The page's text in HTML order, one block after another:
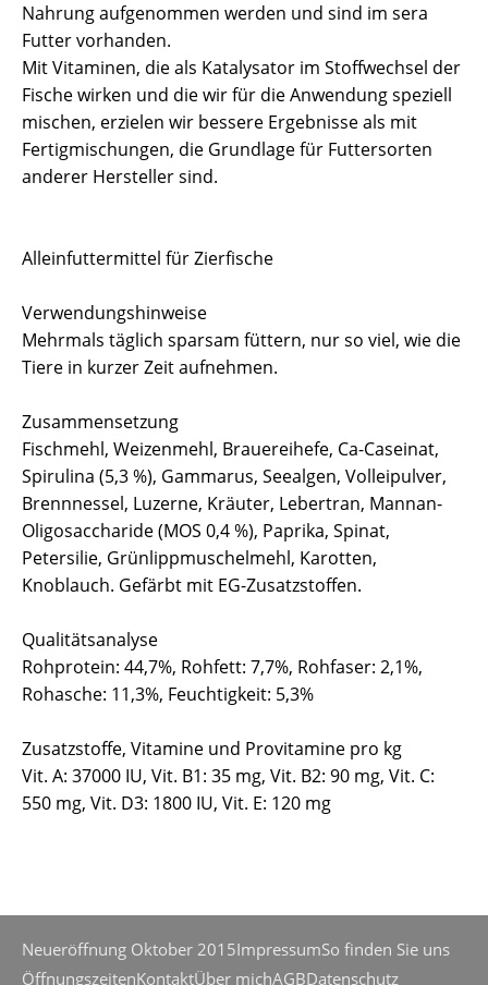
Nahrung aufgenommen werden und sind im sera
Futter vorhanden.
Mit Vitaminen, die als Katalysator im Stoffwechsel der
Fische wirken und die wir für die Anwendung speziell
mischen, erzielen wir bessere Ergebnisse als mit
Fertigmischungen, die Grundlage für Futtersorten
anderer Hersteller sind.
Alleinfuttermittel für Zierfische
Verwendungshinweise
Mehrmals täglich sparsam füttern, nur so viel, wie die
Tiere in kurzer Zeit aufnehmen.
Zusammensetzung
Fischmehl, Weizenmehl, Brauereihefe, Ca-Caseinat,
Spirulina (5,3 %), Gammarus, Seealgen, Volleipulver,
Brennnessel, Luzerne, Kräuter, Lebertran, Mannan-
Oligosaccharide (MOS 0,4 %), Paprika, Spinat,
Petersilie, Grünlippmuschelmehl, Karotten,
Knoblauch. Gefärbt mit EG-Zusatzstoffen.
Qualitätsanalyse
Rohprotein: 44,7%, Rohfett: 7,7%, Rohfaser: 2,1%,
Rohasche: 11,3%, Feuchtigkeit: 5,3%
Zusatzstoffe, Vitamine und Provitamine pro kg
Vit. A: 37000 IU, Vit. B1: 35 mg, Vit. B2: 90 mg, Vit. C:
550 mg, Vit. D3: 1800 IU, Vit. E: 120 mg
Neueröffnung Oktober 2015ImpressumSo finden Sie uns
ÖffnungszeitenKontaktÜber michAGBDatenschutz